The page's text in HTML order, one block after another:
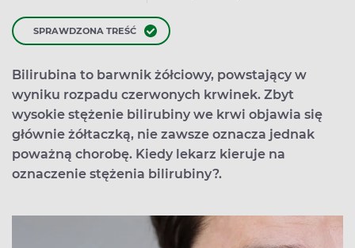
SPRAWDZONA TREŚĆ
Bilirubina to barwnik żółciowy, powstający w
wyniku rozpadu czerwonych krwinek. Zbyt
wysokie stężenie bilirubiny we krwi objawia się
głównie żółtaczką, nie zawsze oznacza jednak
poważną chorobę. Kiedy lekarz kieruje na
oznaczenie stężenia bilirubiny?.